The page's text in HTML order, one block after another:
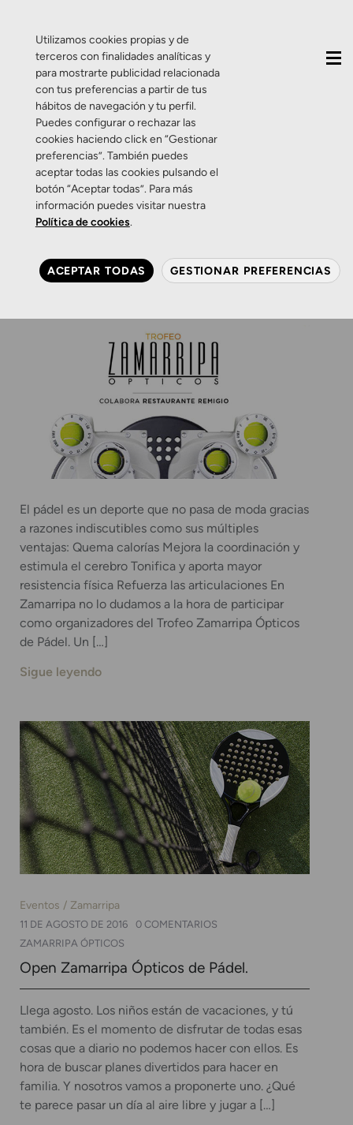
Etiqueta:padel
Zamarripa
Trofeo Zamarripa Ópticos
25 DE AGOSTO DE 2016
0 COMENTARIOS
El pádel es un deporte que no pasa de moda gracias
a razones indiscutibles como sus múltiples
ventajas: Quema calorías Mejora la coordinación y
estimula el cerebro Tonifica y aporta mayor
resistencia física Refuerza las articulaciones En
Zamarripa no lo dudamos a la hora de participar
como organizadores del Trofeo Zamarripa Ópticos
de Pádel. Un […]
Sigue leyendo
Eventos Zamarripa
11 DE AGOSTO DE 2016
0 COMENTARIOS
ZAMARRIPA ÓPTICOS
Open Zamarripa Ópticos de Pádel.
Llega agosto. Los niños están de vacaciones, y tú
también. Es el momento de disfrutar de todas esas
cosas que a diario no podemos hacer con ellos. Es
hora de buscar planes divertidos para hacer en
familia. Y nosotros vamos a proponerte uno. ¿Qué
te parece pasar un día al aire libre y jugar a […]
Utilizamos cookies propias y de
terceros con finalidades analíticas y
para mostrarte publicidad relacionada
con tus preferencias a partir de tus
hábitos de navegación y tu perfil.
Puedes configurar o rechazar las
cookies haciendo click en “Gestionar
preferencias”. También puedes
aceptar todas las cookies pulsando el
botón “Aceptar todas”. Para más
información puedes visitar nuestra
Política de cookies.
ACEPTAR TODAS GESTIONAR PREFERENCIAS